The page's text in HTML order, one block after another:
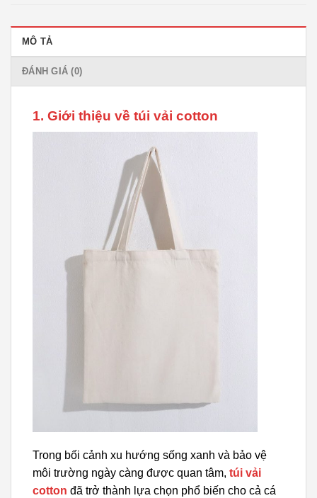
MÔ TẢ
ĐÁNH GIÁ (0)
1. Giới thiệu về túi vải cotton
Trong bối cảnh xu hướng sống xanh và bảo vệ
môi trường ngày càng được quan tâm, túi vải
cotton đã trở thành lựa chọn phổ biến cho cả cá